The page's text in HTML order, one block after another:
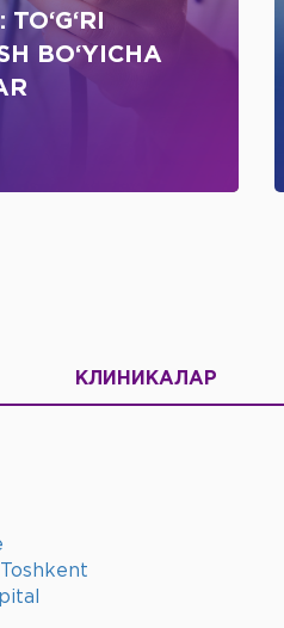
BO‘YICHA
КЛИНИКАЛАР